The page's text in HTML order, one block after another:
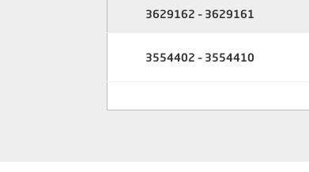
3629161 – 3629162
3554410 – 3554402